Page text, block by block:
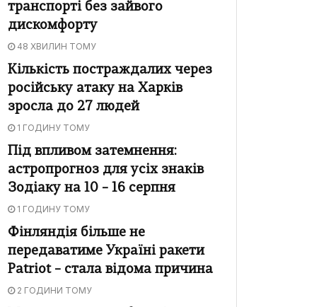
транспорті без зайвого
дискомфорту
48 ХВИЛИН ТОМУ
Кількість постраждалих через
російську атаку на Харків
зросла до 27 людей
1 ГОДИНУ ТОМУ
Під впливом затемнення:
астропрогноз для усіх знаків
Зодіаку на 10 – 16 серпня
1 ГОДИНУ ТОМУ
Фінляндія більше не
передаватиме Україні ракети
Patriot – стала відома причина
2 ГОДИНИ ТОМУ